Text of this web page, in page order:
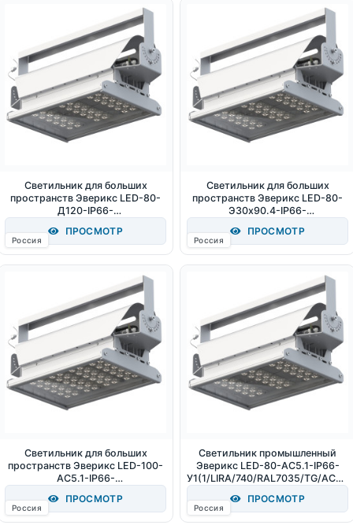
Светильник для больших
пространств Эверикс LED-80-
Д120-IP66-
C230/D/Х/G1) 80Вт 11200Лм
4000К IP66
ПРОСМОТР
Россия
Светильник для больших
пространств Эверикс LED-80-
Э30х90.4-IP66-
C230/D/Х/G1) 80Вт 11280Лм
4000К IP66
ПРОСМОТР
Россия
Светильник для больших
пространств Эверикс LED-100-
АС5.1-IP66-
C230/D/Х/G1) 100Вт 13800Лм
4000К IP66
ПРОСМОТР
Россия
Светильник промышленный
Эверикс LED-80-АС5.1-IP66-
У1(1/LIRA/740/RAL7035/TG/AC23
IP66
ПРОСМОТР
Россия